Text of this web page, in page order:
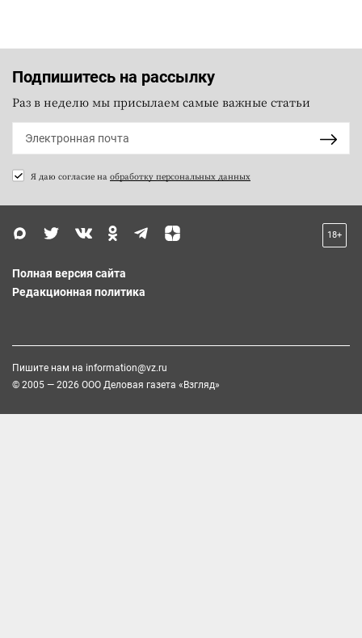
Подпишитесь на рассылку
Раз в неделю мы присылаем самые важные статьи
Я даю согласие на обработку персональных данных
18+
Полная версия сайта
Редакционная политика
Пишите нам на information@vz.ru
© 2005 — 2026 ООО Деловая газета «Взгляд»